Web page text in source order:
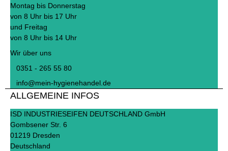
Montag bis Donnerstag
von 8 Uhr bis 17 Uhr
und Freitag
von 8 Uhr bis 14 Uhr
Wir über uns
0351 - 265 55 80
info@mein-hygienehandel.de
ALLGEMEINE INFOS
ISD INDUSTRIESEIFEN DEUTSCHLAND GmbH
Gombsener Str. 6
01219 Dresden
Deutschland